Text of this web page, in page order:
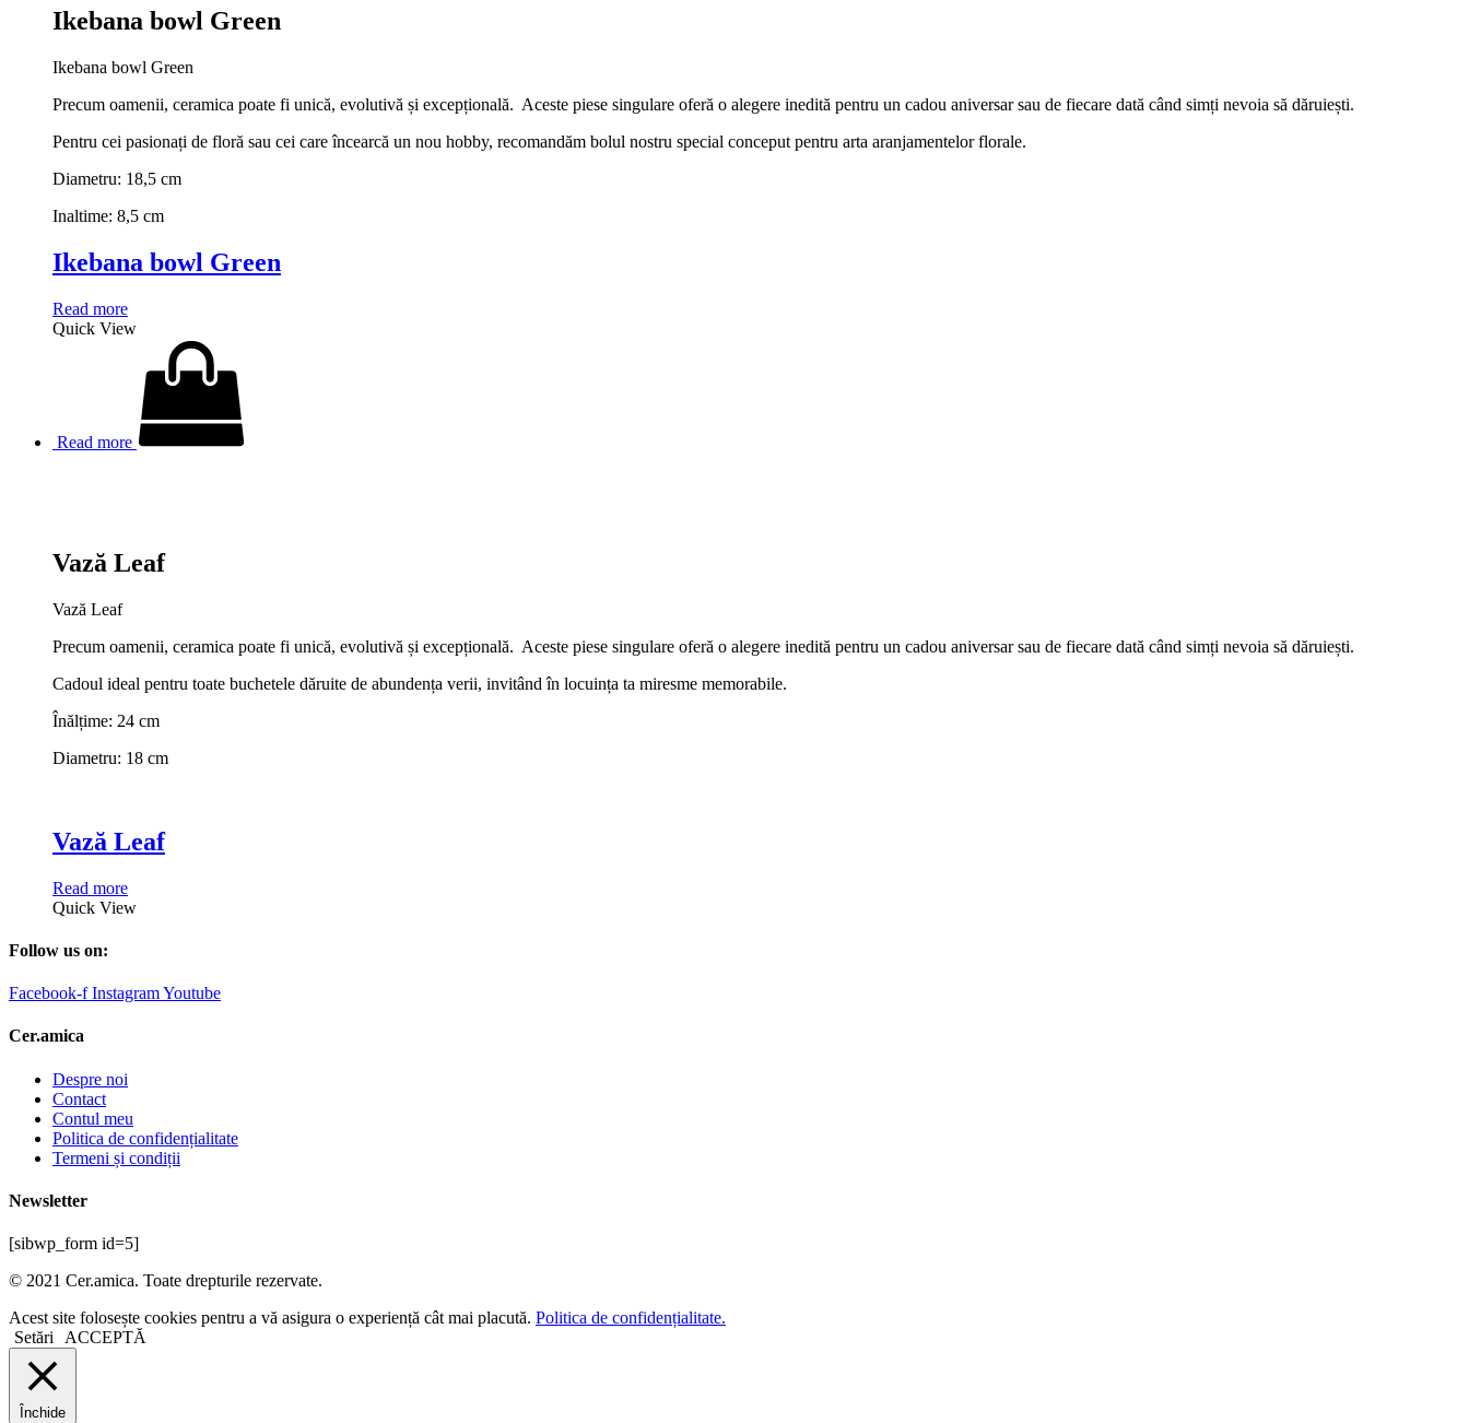
Ikebana bowl Green
Ikebana bowl Green
Precum oamenii, ceramica poate fi unică, evolutivă și excepțională. Aceste piese singulare oferă o alegere inedită pentru un cadou aniversar sau de fiecare dată când simți nevoia să dăruiești.
Pentru cei pasionați de floră sau cei care încearcă un nou hobby, recomandăm bolul nostru special conceput pentru arta aranjamentelor florale.
Diametru: 18,5 cm
Inaltime: 8,5 cm
Ikebana bowl Green
Read more
Quick View
Read more
Vază Leaf
Vază Leaf
Precum oamenii, ceramica poate fi unică, evolutivă și excepțională. Aceste piese singulare oferă o alegere inedită pentru un cadou aniversar sau de fiecare dată când simți nevoia să dăruiești.
Cadoul ideal pentru toate buchetele dăruite de abundența verii, invitând în locuința ta miresme memorabile.
Înălțime: 24 cm
Diametru: 18 cm
Vază Leaf
Read more
Quick View
Follow us on:
Facebook-f InstagramYoutube
Cer.amica
Despre noi
Contact
Contul meu
Politica de confidențialitate
Termeni și condiții
Newsletter
[sibwp_form id=5]
© 2021 Cer.amica. Toate drepturile rezervate.​
Acest site folosește cookies pentru a vă asigura o experiență cât mai placută. Politica de confidențialitate.
Setări
ACCEPTĂ
Închide